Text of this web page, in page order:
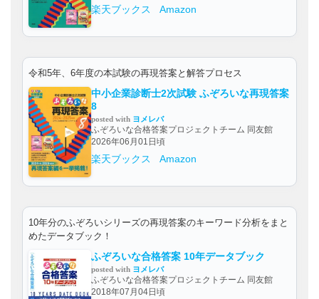
楽天ブックス Amazon
令和5年、6年度の本試験の再現答案と解答プロセス
中小企業診断士2次試験 ふぞろいな再現答案
8
posted with ヨメレバ
ふぞろいな合格答案プロジェクトチーム 同友館
2026年06月01日頃
楽天ブックス Amazon
10年分のふぞろいシリーズの再現答案のキーワード分析をまと
めたデータブック！
ふぞろいな合格答案 10年データブック
posted with ヨメレバ
ふぞろいな合格答案プロジェクトチーム 同友館
2018年07月04日頃